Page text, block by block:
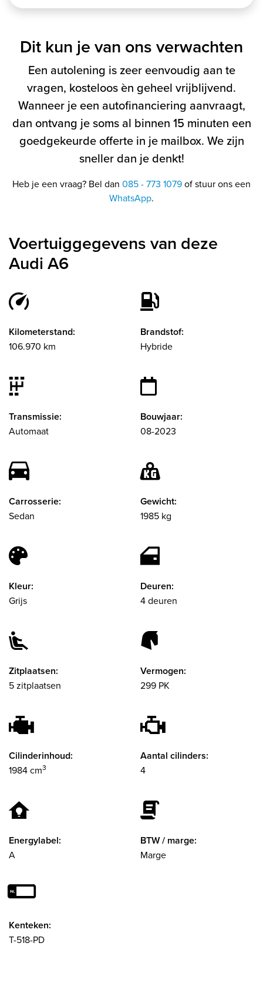
Dit kun je van ons verwachten
Een autolening is zeer eenvoudig aan te
vragen, kosteloos èn geheel vrijblijvend.
Wanneer je een autofinanciering aanvraagt,
dan ontvang je soms al binnen 15 minuten een
goedgekeurde offerte in je mailbox. We zijn
sneller dan je denkt!
Heb je een vraag? Bel dan 085 - 773 1079of stuur ons een
WhatsApp.
Voertuiggegevens van deze
Audi A6
Kilometerstand:
106.970 km
Brandstof:
Hybride
Transmissie:
Automaat
Bouwjaar:
08-2023
Carrosserie:
Sedan
Gewicht:
1985 kg
Kleur:
Grijs
Deuren:
4 deuren
Zitplaatsen:
5 zitplaatsen
Vermogen:
299 PK
Cilinderinhoud:
1984 cm3
Aantal cilinders:
4
Energylabel:
A
BTW / marge:
Marge
Kenteken:
T-518-PD